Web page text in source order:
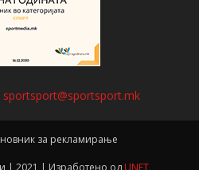
sportsport@sportsport.mk
за рекламирање